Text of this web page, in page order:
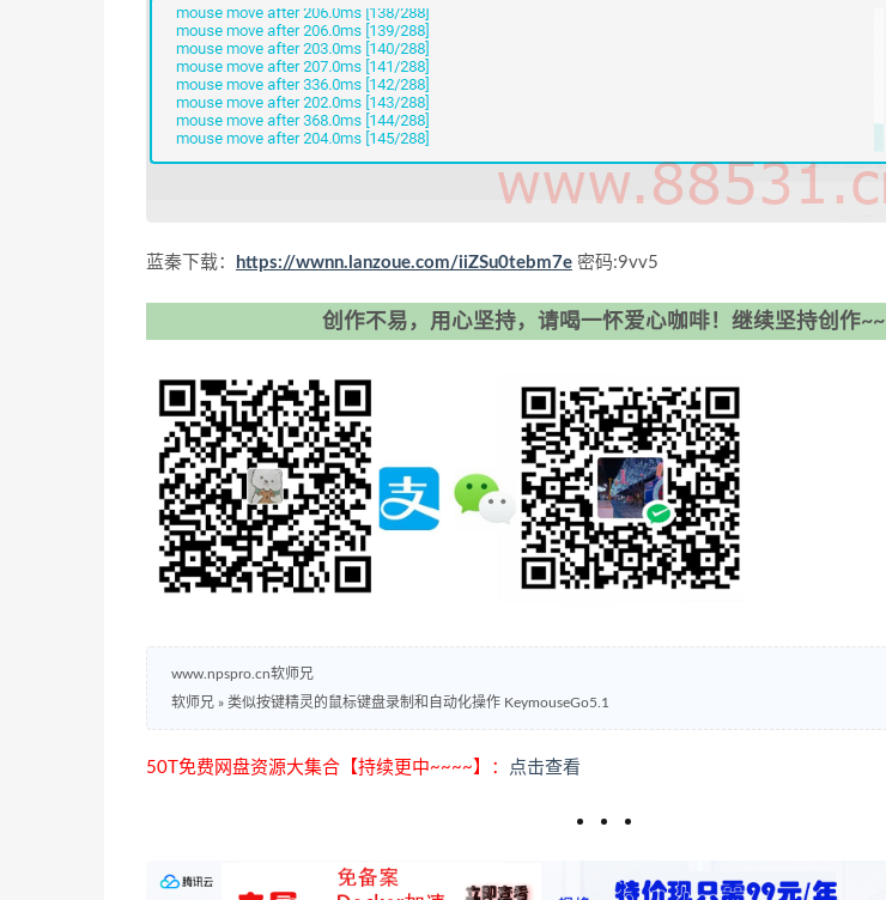
蓝秦下载： https://wwnn.lanzoue.com/iiZSu0tebm7e 密码:9vv5
创作不易，用心坚持，请喝一怀爱心咖啡！继续坚持创作~~
www.npspro.cn软师兄
软师兄 » 类似按键精灵的鼠标键盘录制和自动化操作 KeymouseGo5.1
50T免费网盘资源大集合【持续更中~~~~】： 点击查看